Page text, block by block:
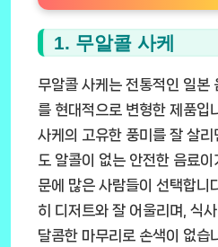
1. 무알콜 사케
무알콜 사케는 전통적인 일본
를 현대적으로 변형한 제품입
사케의 고유한 풍미를 잘 살리
도 알콜이 없는 안전한 음료이
문에 많은 사람들이 선택합니
히 디저트와 잘 어울리며, 식사
달콤한 마무리로 손색이 없습